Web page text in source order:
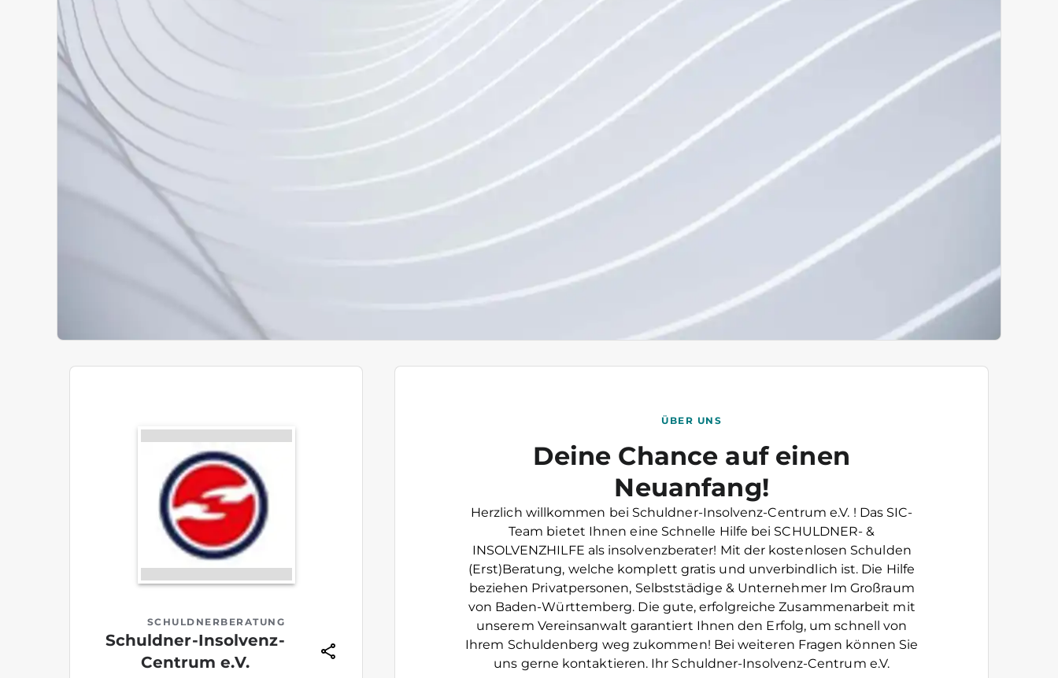
SCHULDNERBERATUNG
Schuldner-Insolvenz-
Centrum e.V.
ÜBER UNS
Deine Chance auf einen
Neuanfang!
Herzlich willkommen bei Schuldner-Insolvenz-Centrum e.V. ! Das SIC-
Team bietet Ihnen eine Schnelle Hilfe bei SCHULDNER- &
INSOLVENZHILFE als insolvenzberater! Mit der kostenlosen Schulden
(Erst)Beratung, welche komplett gratis und unverbindlich ist. Die Hilfe
beziehen Privatpersonen, Selbststädige & Unternehmer Im Großraum
von Baden-Württemberg. Die gute, erfolgreiche Zusammenarbeit mit
unserem Vereinsanwalt garantiert Ihnen den Erfolg, um schnell von
Ihrem Schuldenberg weg zukommen! Bei weiteren Fragen können Sie
uns gerne kontaktieren. Ihr Schuldner-Insolvenz-Centrum e.V.